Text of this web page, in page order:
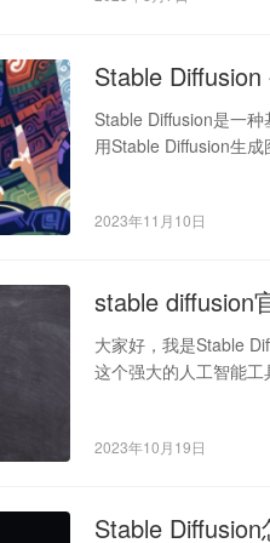
Stable
Stable Diffusion是一
用Stable Diffusion生
2023年11月10日
stable diffusion
大家好，我是Stable
这个强大的人工智能
2023年10月19日
Stable